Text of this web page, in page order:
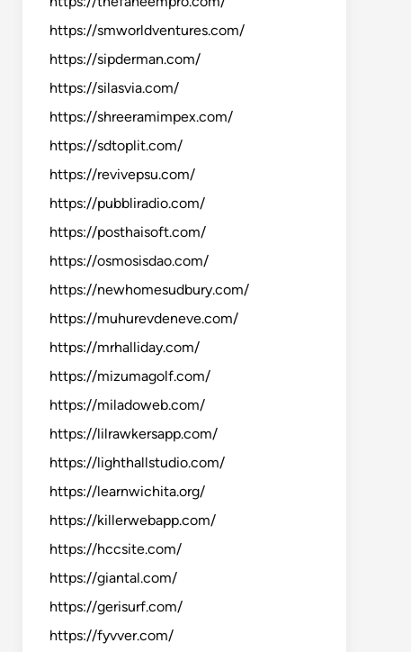
https://smworldventures.com/
https://sipderman.com/
https://silasvia.com/
https://shreeramimpex.com/
https://sdtoplit.com/
https://revivepsu.com/
https://pubbliradio.com/
https://posthaisoft.com/
https://osmosisdao.com/
https://newhomesudbury.com/
https://muhurevdeneve.com/
https://mrhalliday.com/
https://mizumagolf.com/
https://miladoweb.com/
https://lilrawkersapp.com/
https://lighthallstudio.com/
https://learnwichita.org/
https://killerwebapp.com/
https://hccsite.com/
https://giantal.com/
https://gerisurf.com/
https://fyvver.com/